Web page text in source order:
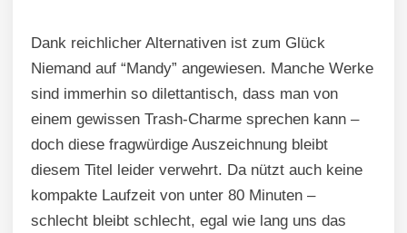
Dank reichlicher Alternativen ist zum Glück
Niemand auf “Mandy” angewiesen. Manche Werke
sind immerhin so dilettantisch, dass man von
einem gewissen Trash-Charme sprechen kann –
doch diese fragwürdige Auszeichnung bleibt
diesem Titel leider verwehrt. Da nützt auch keine
kompakte Laufzeit von unter 80 Minuten –
schlecht bleibt schlecht, egal wie lang uns das